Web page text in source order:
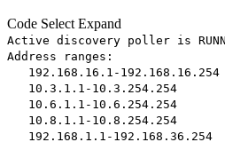
Code Select Expand
Active discovery poller is
Address ranges:
192.168.16.1-
10.3.1.1-
10.6.1.1-
10.8.1.1-
192.168.1.1-